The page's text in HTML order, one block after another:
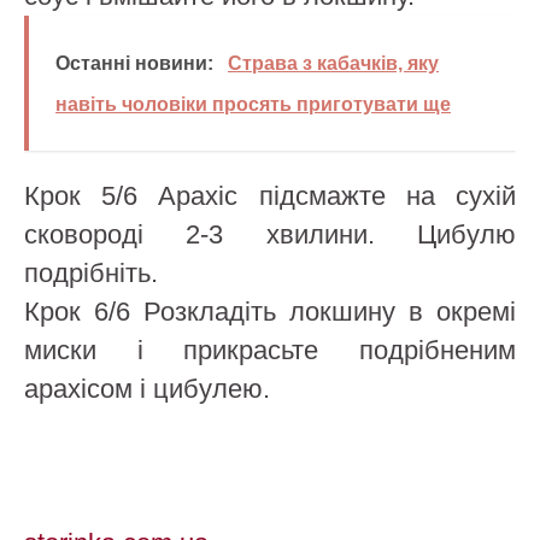
Останні новини:
Страва з кабачків, яку
навіть чоловіки просять приготувати ще
Крок 5/6 Арахіс підсмажте на сухій
сковороді 2-3 хвилини. Цибулю
подрібніть.
Крок 6/6 Розкладіть локшину в окремі
миски і прикрасьте подрібненим
арахісом і цибулею.